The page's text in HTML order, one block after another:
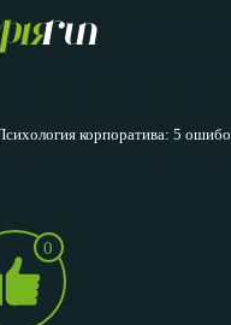
0
корпоратива: 5